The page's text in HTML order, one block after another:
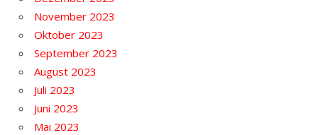
November 2023
Oktober 2023
September 2023
August 2023
Juli 2023
Juni 2023
Mai 2023